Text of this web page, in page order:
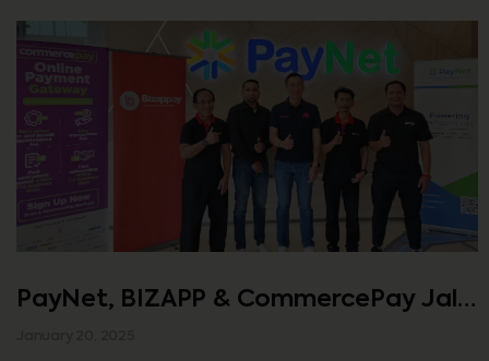
PayNet, BIZAPP & CommercePay Jalin